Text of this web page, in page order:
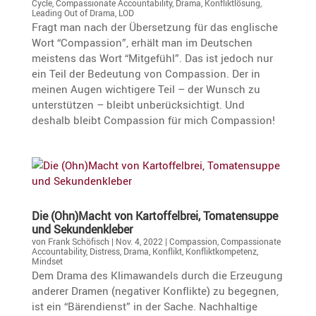
Cycle,Compassionate Accountability, Drama, Konfliktlösung,
Leading Out of Drama, LOD
Fragt man nach der Überset­zung für das engli­sche
Wort “Compas­sion”, erhält man im Deutschen
meistens das Wort “Mitge­fühl”. Das ist jedoch nur
ein Teil der Bedeu­tung von Compas­sion. Der in
meinen Augen wichti­gere Teil – der Wunsch zu
unter­stützen – bleibt unberück­sich­tigt. Und
deshalb bleibt Compas­sion für mich Compassion!
Die (Ohn)Macht von Kartof­fel­brei, Tomaten­suppe
und Sekundenkleber
von Frank Schöfisch | Nov. 4, 2022| Compassion,Compassionate
Accountability, Distress, Drama, Konflikt, Konfliktkompetenz,
Mindset
Dem Drama des Klima­wan­dels durch die Erzeu­gung
anderer Dramen (negativer Konflikte) zu begegnen,
ist ein “Bären­dienst” in der Sache. Nachhal­tige